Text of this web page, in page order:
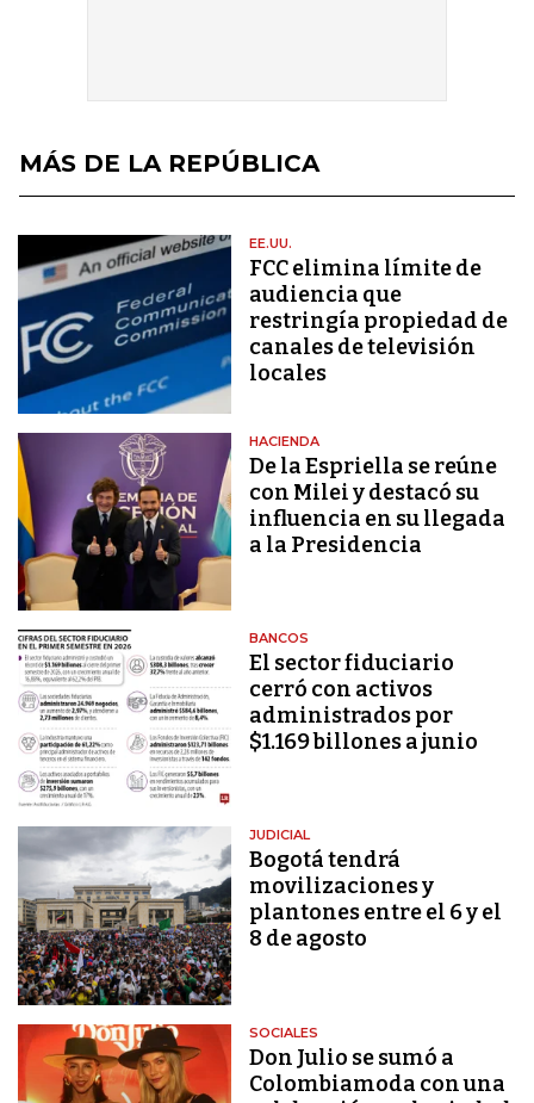
MÁS DE LA REPÚBLICA
EE.UU.
FCC elimina límite de
audiencia que
restringía propiedad de
canales de televisión
locales
HACIENDA
De la Espriella se reúne
con Milei y destacó su
influencia en su llegada
a la Presidencia
BANCOS
El sector fiduciario
cerró con activos
administrados por
$1.169 billones a junio
JUDICIAL
Bogotá tendrá
movilizaciones y
plantones entre el 6 y el
8 de agosto
SOCIALES
Don Julio se sumó a
Colombiamoda con una